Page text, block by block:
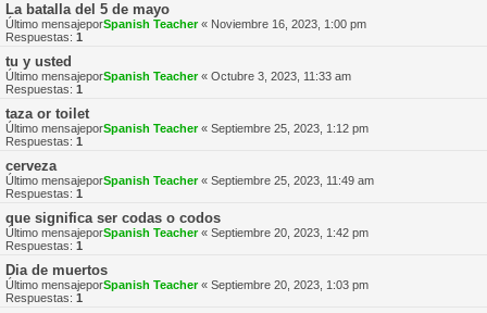
La batalla del 5 de mayo
Último mensajeporSpanish Teacher« Noviembre 16, 2023, 1:00 pm
Respuestas: 1
tu y usted
Último mensajeporSpanish Teacher« Octubre 3, 2023, 11:33 am
Respuestas: 1
taza or toilet
Último mensajeporSpanish Teacher« Septiembre 25, 2023, 1:12 pm
Respuestas: 1
cerveza
Último mensajeporSpanish Teacher« Septiembre 25, 2023, 11:49 am
Respuestas: 1
que significa ser codas o codos
Último mensajeporSpanish Teacher« Septiembre 20, 2023, 1:42 pm
Respuestas: 1
Dia de muertos
Último mensajeporSpanish Teacher« Septiembre 20, 2023, 1:03 pm
Respuestas: 1